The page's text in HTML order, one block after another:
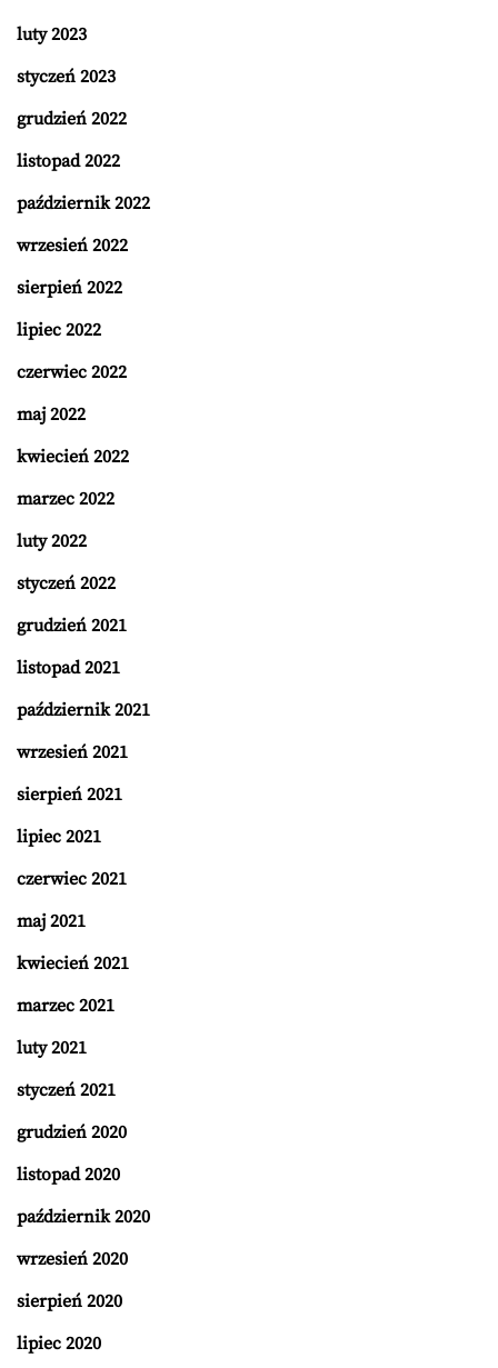
luty 2023
styczeń 2023
grudzień 2022
listopad 2022
październik 2022
wrzesień 2022
sierpień 2022
lipiec 2022
czerwiec 2022
maj 2022
kwiecień 2022
marzec 2022
luty 2022
styczeń 2022
grudzień 2021
listopad 2021
październik 2021
wrzesień 2021
sierpień 2021
lipiec 2021
czerwiec 2021
maj 2021
kwiecień 2021
marzec 2021
luty 2021
styczeń 2021
grudzień 2020
listopad 2020
październik 2020
wrzesień 2020
sierpień 2020
lipiec 2020